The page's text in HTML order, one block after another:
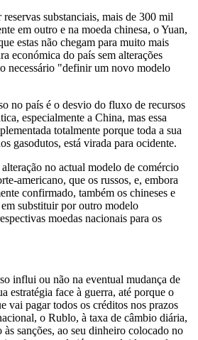
substanciais, mais de 300 mil
em outro e na moeda chinesa, o Yuan,
estas não chegam para muito mais
económica do país sem alterações
necessário "definir um novo modelo
no país é o desvio do fluxo de recursos
especialmente a China, mas essa
totalmente porque toda a sua
gasodutos, está virada para ocidente.
no actual modelo de comércio
americano, que os russos, e, embora
confirmado, também os chineses e
substituir por outro modelo
moedas nacionais para os
influi ou não na eventual mudança de
estratégia face à guerra, até porque o
vai pagar todos os créditos nos prazos
o Rublo, à taxa de câmbio diária,
sanções, ao seu dinheiro colocado no